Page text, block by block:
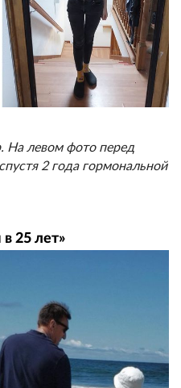
На левом фото перед
2 года гормональной
25 лет»